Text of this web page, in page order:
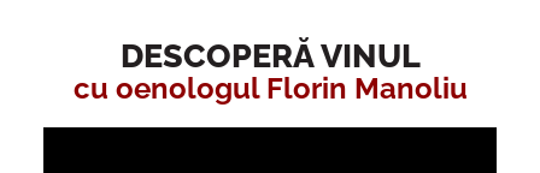
DESCOPERĂ VINUL
cu oenologul Florin Manoliu